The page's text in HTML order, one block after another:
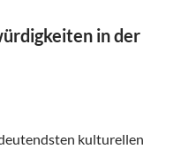
in der
kulturellen